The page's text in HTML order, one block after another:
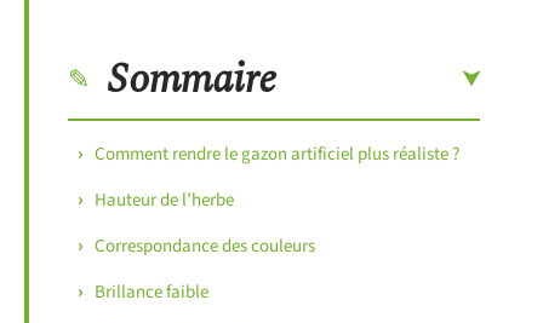
Sommaire
Comment rendre le gazon artificiel plus réaliste ?
Hauteur de l’herbe
Correspondance des couleurs
Brillance faible